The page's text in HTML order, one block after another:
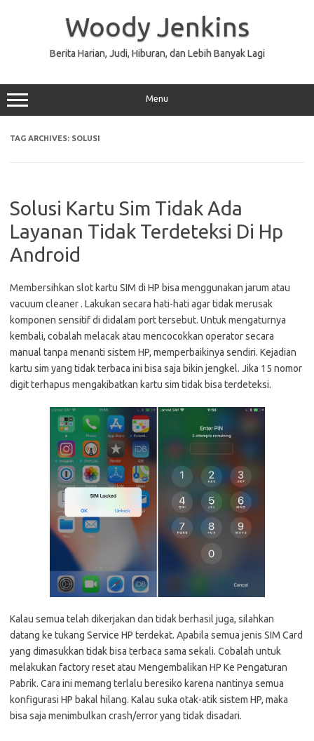
Woody Jenkins
Berita Harian, Judi, Hiburan, dan Lebih Banyak Lagi
Menu
TAG ARCHIVES: SOLUSI
Solusi Kartu Sim Tidak Ada
Layanan Tidak Terdeteksi Di Hp
Android
Membersihkan slot kartu SIM di HP bisa menggunakan jarum atau
vacuum cleaner . Lakukan secara hati-hati agar tidak merusak
komponen sensitif di didalam port tersebut. Untuk mengaturnya
kembali, cobalah melacak atau mencocokkan operator secara
manual tanpa menanti sistem HP, memperbaikinya sendiri. Kejadian
kartu sim yang tidak terbaca ini bisa saja bikin jengkel. Jika 15 nomor
digit terhapus mengakibatkan kartu sim tidak bisa terdeteksi.
Kalau semua telah dikerjakan dan tidak berhasil juga, silahkan
datang ke tukang Service HP terdekat. Apabila semua jenis SIM Card
yang dimasukkan tidak bisa terbaca sama sekali. Cobalah untuk
melakukan factory reset atau Mengembalikan HP Ke Pengaturan
Pabrik. Cara ini memang terlalu beresiko karena nantinya semua
konfigurasi HP bakal hilang. Kalau suka otak-atik sistem HP, maka
bisa saja menimbulkan crash/error yang tidak disadari.